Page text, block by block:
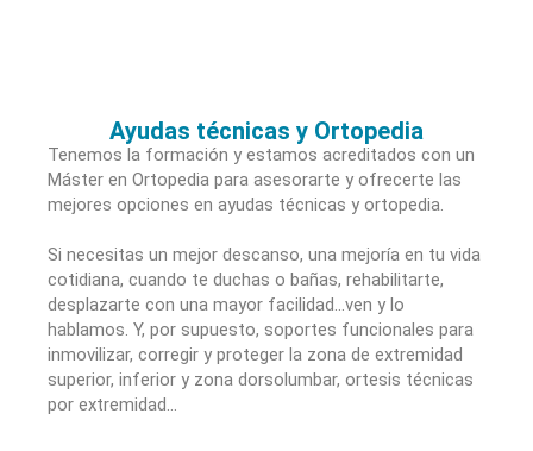
Ayudas técnicas y Ortopedia
Tenemos la formación y estamos acreditados con un
Máster en Ortopedia para asesorarte y ofrecerte las
mejores opciones en ayudas técnicas y ortopedia.
Si necesitas un mejor descanso, una mejoría en tu vida
cotidiana, cuando te duchas o bañas, rehabilitarte,
desplazarte con una mayor facilidad…ven y lo
hablamos. Y, por supuesto, soportes funcionales para
inmovilizar, corregir y proteger la zona de extremidad
superior, inferior y zona dorsolumbar, ortesis técnicas
por extremidad…